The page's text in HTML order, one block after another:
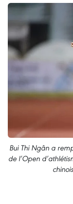
Bui Thi Ngân a
de l’Open